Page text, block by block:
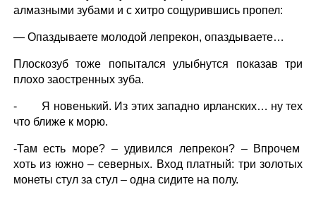
алмазными зубами и с хитро сощурившись пропел:
— Опаздываете молодой лепрекон, опаздываете…
Плоскозуб тоже попытался улыбнутся показав три
плохо заостренных зуба.
- Я новенький. Из этих западно ирланских… ну тех
что ближе к морю.
-Там есть море? – удивился лепрекон? – Впрочем
хоть из южно – северных. Вход платный: три золотых
монеты стул за стул – одна сидите на полу.